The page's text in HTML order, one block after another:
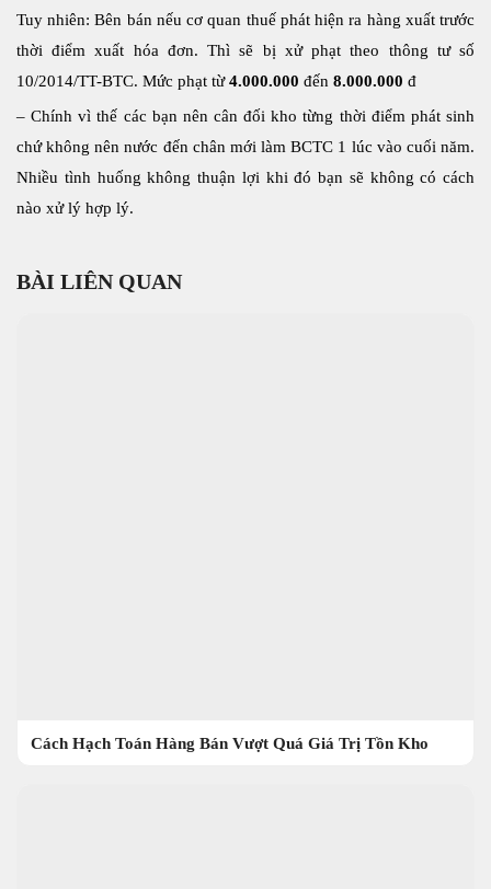
Tuy nhiên: Bên bán nếu cơ quan thuế phát hiện ra hàng xuất trước
thời điểm xuất hóa đơn. Thì sẽ bị xử phạt theo thông tư số
10/2014/TT-BTC. Mức phạt từ4.000.000 đến 8.000.000 đ
– Chính vì thế các bạn nên cân đối kho từng thời điểm phát sinh
chứ không nên nước đến chân mới làm BCTC 1 lúc vào cuối năm.
Nhiều tình huống không thuận lợi khi đó bạn sẽ không có cách
nào xử lý hợp lý.
BÀI LIÊN QUAN
Cách Hạch Toán Hàng Bán Vượt Quá Giá Trị Tồn Kho